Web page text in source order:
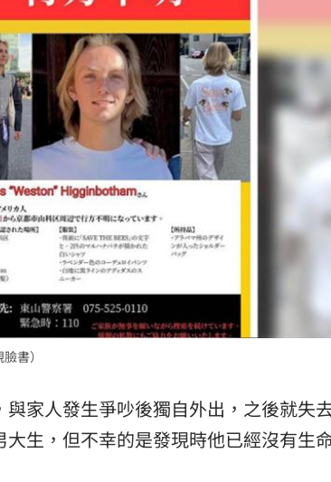
23:09
23:07
形 12:00
12:00
！ 10:30
潮 10:00
書）
與家人發生爭吵後獨自外出，之後就失
生，但不幸的是發現時他已經沒有生